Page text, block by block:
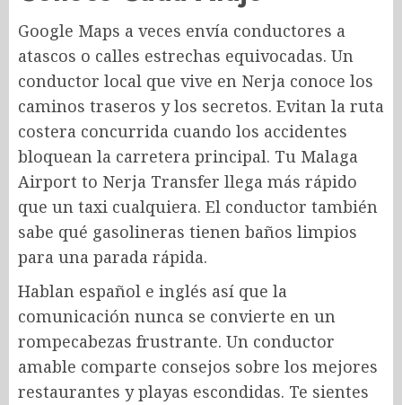
Google Maps a veces envía conductores a
atascos o calles estrechas equivocadas. Un
conductor local que vive en Nerja conoce los
caminos traseros y los secretos. Evitan la ruta
costera concurrida cuando los accidentes
bloquean la carretera principal. Tu Malaga
Airport to Nerja Transfer llega más rápido
que un taxi cualquiera. El conductor también
sabe qué gasolineras tienen baños limpios
para una parada rápida.
Hablan español e inglés así que la
comunicación nunca se convierte en un
rompecabezas frustrante. Un conductor
amable comparte consejos sobre los mejores
restaurantes y playas escondidas. Te sientes